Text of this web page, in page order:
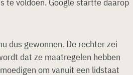
dus gewonnen. De rechter zei
dat ze maatregelen hebben
om vanuit een lidstaat